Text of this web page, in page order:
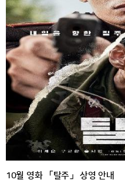
10월 영화 「탈주」 상영 안내